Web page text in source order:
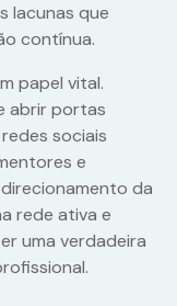
lacunas que
contínua.
papel vital.
abrir portas
sociais
e
da
rede ativa e
uma verdadeira